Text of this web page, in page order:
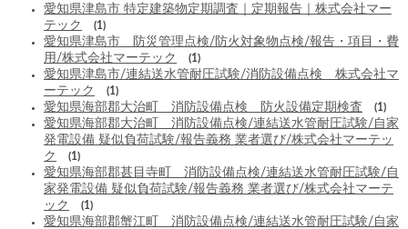
愛知県津島市 特定建築物定期調査｜定期報告｜株式会社マー
テック
(1)
愛知県津島市 防災管理点検/防火対象物点検/報告・項目・費
用/株式会社マーテック
(1)
愛知県津島市/連結送水管耐圧試験/消防設備点検 株式会社マ
ーテック
(1)
愛知県海部郡大治町 消防設備点検 防火設備定期検査 (1)
愛知県海部郡大治町 消防設備点検/連結送水管耐圧試験/自家
発電設備 疑似負荷試験/報告義務 業者選び/株式会社マーテッ
ク
(1)
愛知県海部郡甚目寺町 消防設備点検/連結送水管耐圧試験/自
家発電設備 疑似負荷試験/報告義務 業者選び/株式会社マーテ
ック
(1)
愛知県海部郡蟹江町 消防設備点検/連結送水管耐圧試験/自家